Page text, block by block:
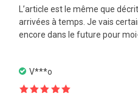
Note5 sur
5L’article est le même que
arrivées à temps. Je vais
encore dans le future pour
V***o